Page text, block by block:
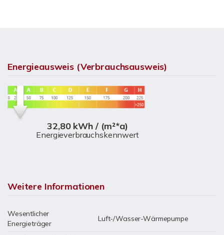
Energieausweis (Verbrauchsausweis)
32,80 kWh / (m²*a)
Energieverbrauchskennwert
Weitere Informationen
Wesentlicher
Energieträger
Luft-/Wasser-Wärmepumpe